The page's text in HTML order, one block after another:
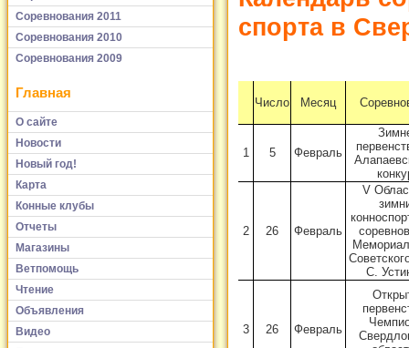
Соревнования 2011
Соревнования 2010
Соревнования 2009
Главная
О сайте
Новости
Новый год!
Карта
Конные клубы
Отчеты
Магазины
Ветпомощь
Чтение
Объявления
Видео
спорта в
Число Месяц
1 5 Февраль
2 26 Февраль
V
С.
3 26 Февраль